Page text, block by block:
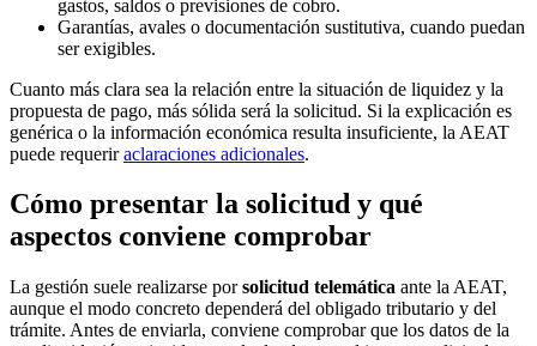
gastos, saldos o previsiones de cobro.
Garantías, avales o documentación sustitutiva, cuando puedan
ser exigibles.
Cuanto más clara sea la relación entre la situación de liquidez y la
propuesta de pago, más sólida será la solicitud. Si la explicación es
genérica o la información económica resulta insuficiente, la AEAT
puede requeriraclaraciones adicionales.
Cómo presentar la solicitud y qué
aspectos conviene comprobar
La gestión suele realizarse porsolicitud telemática ante la AEAT,
aunque el modo concreto dependerá del obligado tributario y del
trámite. Antes de enviarla, conviene comprobar que los datos de la